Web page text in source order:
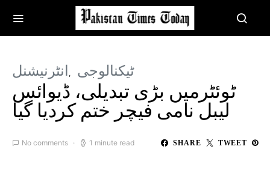
انٹرنیشنل ٹیکنالوجی
ٹوئٹرمیں بڑی تبدیلی، ڈیوائس
لیبل نامی فیچر ختم کردیا گیا
No comments 1 minute read SHARE TWEET